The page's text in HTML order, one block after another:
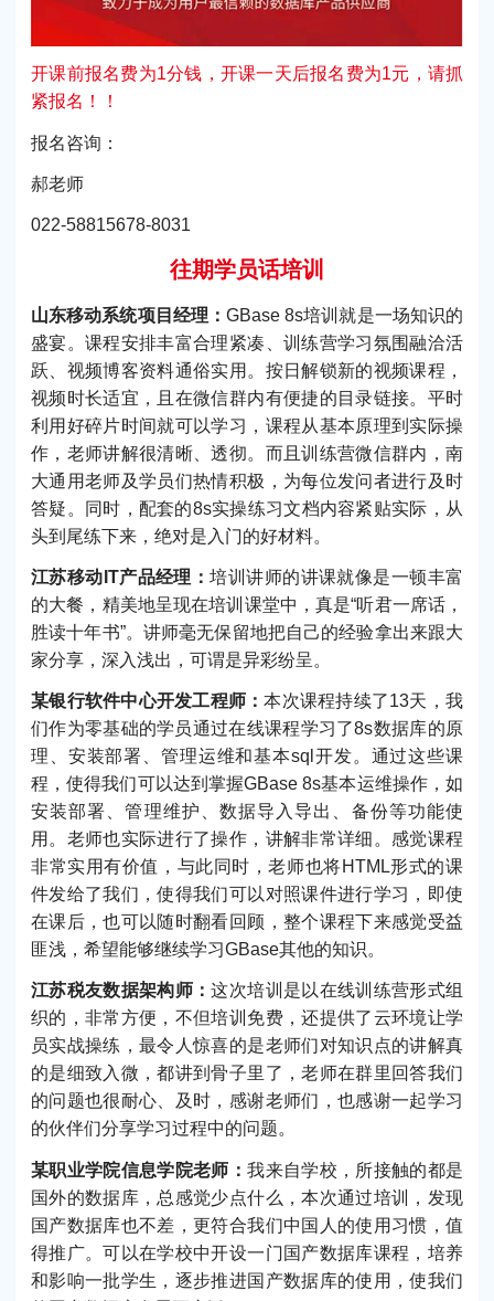
开课前报名费为1分钱，开课一天后报名费为1元，请抓
紧报名！！
报名咨询：
郝老师
022-58815678-8031
往期学员话培训
山东移动系统项目经理：GBase 8s培训就是一场知识的
盛宴。课程安排丰富合理紧凑、训练营学习氛围融洽活
跃、视频博客资料通俗实用。按日解锁新的视频课程，
视频时长适宜，且在微信群内有便捷的目录链接。平时
利用好碎片时间就可以学习，课程从基本原理到实际操
作，老师讲解很清晰、透彻。而且训练营微信群内，南
大通用老师及学员们热情积极，为每位发问者进行及时
答疑。同时，配套的8s实操练习文档内容紧贴实际，从
头到尾练下来，绝对是入门的好材料。
江苏移动IT产品经理：培训讲师的讲课就像是一顿丰富
的大餐，精美地呈现在培训课堂中，真是“听君一席话，
胜读十年书”。讲师毫无保留地把自己的经验拿出来跟大
家分享，深入浅出，可谓是异彩纷呈。
某银行软件中心开发工程师：本次课程持续了13天，我
们作为零基础的学员通过在线课程学习了8s数据库的原
理、安装部署、管理运维和基本sql开发。通过这些课
程，使得我们可以达到掌握GBase 8s基本运维操作，如
安装部署、管理维护、数据导入导出、备份等功能使
用。老师也实际进行了操作，讲解非常详细。感觉课程
非常实用有价值，与此同时，老师也将HTML形式的课
件发给了我们，使得我们可以对照课件进行学习，即使
在课后，也可以随时翻看回顾，整个课程下来感觉受益
匪浅，希望能够继续学习GBase其他的知识。
江苏税友数据架构师：这次培训是以在线训练营形式组
织的，非常方便，不但培训免费，还提供了云环境让学
员实战操练，最令人惊喜的是老师们对知识点的讲解真
的是细致入微，都讲到骨子里了，老师在群里回答我们
的问题也很耐心、及时，感谢老师们，也感谢一起学习
的伙伴们分享学习过程中的问题。
某职业学院信息学院老师：我来自学校，所接触的都是
国外的数据库，总感觉少点什么，本次通过培训，发现
国产数据库也不差，更符合我们中国人的使用习惯，值
得推广。可以在学校中开设一门国产数据库课程，培养
和影响一批学生，逐步推进国产数据库的使用，使我们